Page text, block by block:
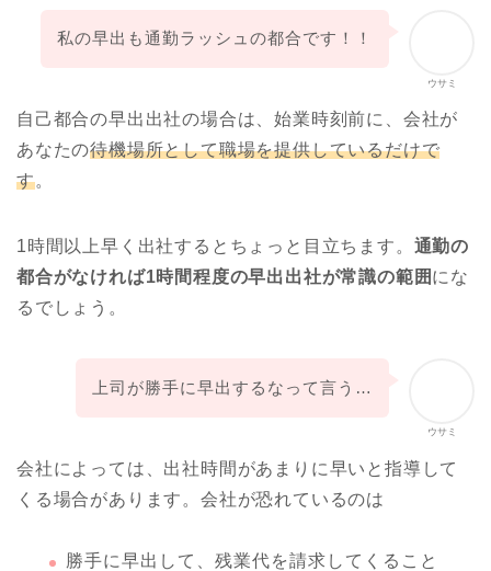
ウサミ
私の早出も通勤ラッシュの都合です！！
自己都合の早出出社の場合は、始業時刻前に、会社が
あなたの待機場所として職場を提供しているだけで
す。
1時間以上早く出社するとちょっと目立ちます。 通勤の
都合がなければ1時間程度の早出出社が常識の範囲にな
るでしょう。
ウサミ
上司が勝手に早出するなって言う…
会社によっては、出社時間があまりに早いと指導して
くる場合があります。会社が恐れているのは
勝手に早出して、残業代を請求してくること